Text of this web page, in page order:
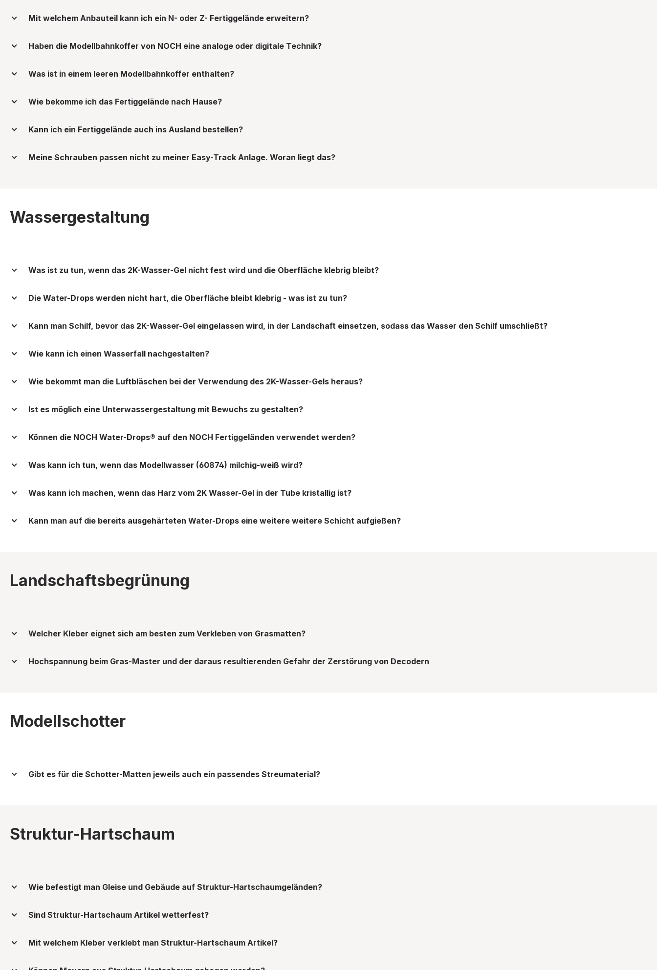
Mit welchem Anbauteil kann ich ein N- oder Z- Fertiggelände erweitern?
Haben die Modellbahnkoffer von NOCH eine analoge oder digitale Technik?
Was ist in einem leeren Modellbahnkoffer enthalten?
Wie bekomme ich das Fertiggelände nach Hause?
Kann ich ein Fertiggelände auch ins Ausland bestellen?
Meine Schrauben passen nicht zu meiner Easy-Track Anlage. Woran liegt das?
Wassergestaltung
Was ist zu tun, wenn das 2K-Wasser-Gel nicht fest wird und die Oberfläche klebrig bleibt?
Die Water-Drops werden nicht hart, die Oberfläche bleibt klebrig - was ist zu tun?
Kann man Schilf, bevor das 2K-Wasser-Gel eingelassen wird, in der Landschaft einsetzen, sodass das Wasser den Schilf umschließt?
Wie kann ich einen Wasserfall nachgestalten?
Wie bekommt man die Luftbläschen bei der Verwendung des 2K-Wasser-Gels heraus?
Ist es möglich eine Unterwassergestaltung mit Bewuchs zu gestalten?
Können die NOCH Water-Drops® auf den NOCH Fertiggeländen verwendet werden?
Was kann ich tun, wenn das Modellwasser (60874) milchig-weiß wird?
Was kann ich machen, wenn das Harz vom 2K Wasser-Gel in der Tube kristallig ist?
Kann man auf die bereits ausgehärteten Water-Drops eine weitere weitere Schicht aufgießen?
Landschaftsbegrünung
Welcher Kleber eignet sich am besten zum Verkleben von Grasmatten?
Hochspannung beim Gras-Master und der daraus resultierenden Gefahr der Zerstörung von Decodern
Modellschotter
Gibt es für die Schotter-Matten jeweils auch ein passendes Streumaterial?
Struktur-Hartschaum
Wie befestigt man Gleise und Gebäude auf Struktur-Hartschaumgeländen?
Sind Struktur-Hartschaum Artikel wetterfest?
Mit welchem Kleber verklebt man Struktur-Hartschaum Artikel?